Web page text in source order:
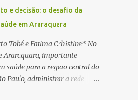
a vítima em parada
Os socorristas iniciaram
as manobras de reanimação
(RCP), porém, apesar de
o motorista não
procedimentos. Às 17h03,
de Suporte Avançado
e decisão: o desafio da
em Araraquara
Tobé e Fatima Crhistine* No
Araraquara, importante
saúde para a região central do
Paulo, administrar a rede